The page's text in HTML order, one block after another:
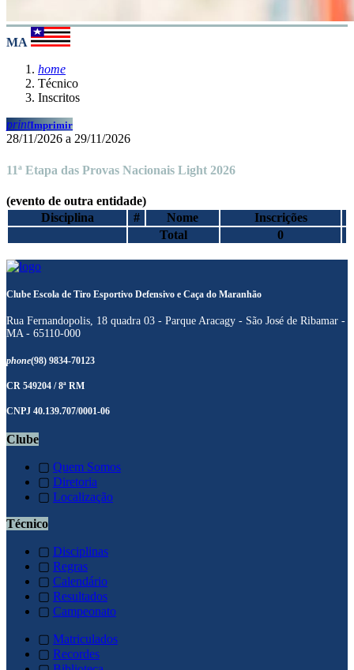
MA
home
Técnico
Inscritos
printImprimir
28/11/2026 a 29/11/2026
11ª Etapa das Provas Nacionais Light 2026
(evento de outra entidade)
Disciplina
# Nome
Inscrições
Total
0
Clube Escola de Tiro Esportivo Defensivo e Caça do Maranhão
Rua Fernandopolis, 18 quadra 03 - Parque Aracagy - São José de Ribamar -
MA - 65110-000
phone(98) 9834-70123
CR 549204 / 8ª RM
CNPJ 40.139.707/0001-06
Clube
▢ Quem Somos
▢ Diretoria
▢ Localização
Técnico
▢ Disciplinas
▢ Regras
▢ Calendário
▢ Resultados
▢ Campeonato
▢ Matriculados
▢ Recordes